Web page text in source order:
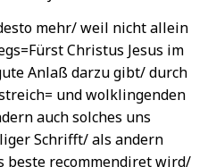
mehr/ weil nicht allein
Christus Jesus im
Anlaß darzu gibt/ durch
und wolklingenden
auch solches uns
Schrifft/ als andern
beste recommendiret wird/